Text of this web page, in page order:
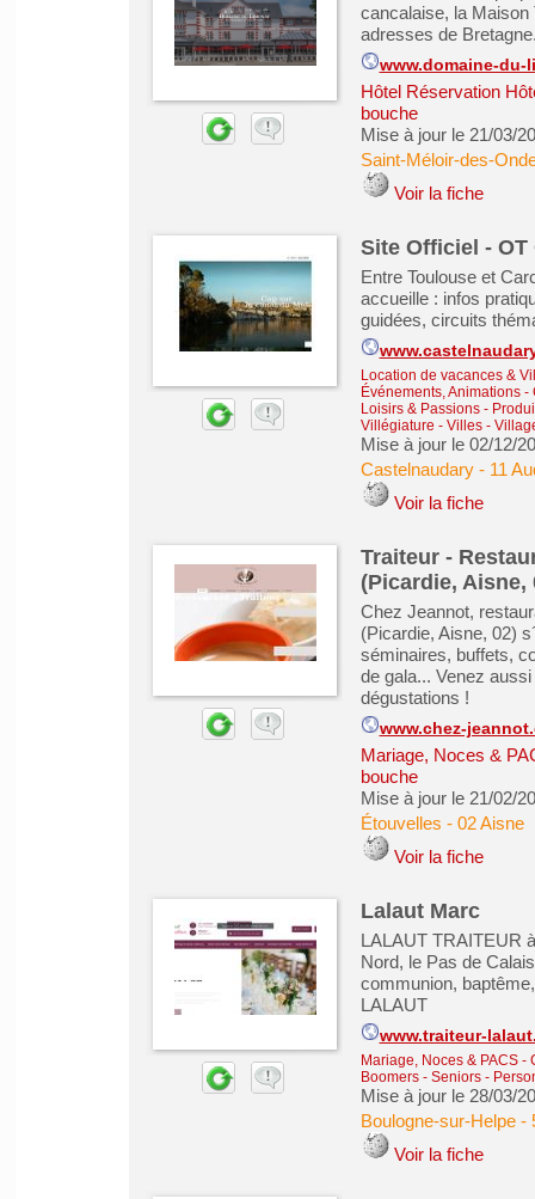
cancalaise, la Maison
adresses de
www.domaine-du-
Hôtel Réservation
bouche
Mise à jour le 21/03/
Saint-Méloir-des-
Voir la fiche
Site Officiel -
Entre Toulouse et
accueille : infos
guidées, circuits
Location de vacances &
Événements, Animations-
Loisirs & Passions-
Villégiature - Villes -
Mise à jour le 02/12/
Castelnaudary- 11
Voir la fiche
Traiteur -
(Picardie, Aisne,
Chez Jeannot,
(Picardie, Aisne, 02)
séminaires, buffets,
de gala... Venez
dégustations !
www.chez-
Mariage, Noces &
bouche
Mise à jour le 21/02/
Étouvelles - 02 Aisne
Voir la fiche
Lalaut Marc
LALAUT TRAITEUR
Nord, le Pas de
communion,
LALAUT
www.traiteur-
Mariage, Noces & PACS-
Boomers - Seniors -
Mise à jour le 28/03/
Boulogne-sur-Helpe-
Voir la fiche